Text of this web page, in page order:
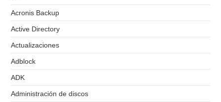
Acronis Backup
Active Directory
Actualizaciones
Adblock
ADK
Administración de discos